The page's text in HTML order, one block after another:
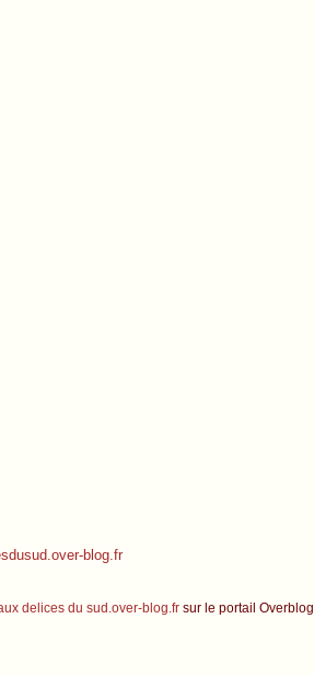
blog.fr
delices du sud.over-blog.fr sur le portail Overblog